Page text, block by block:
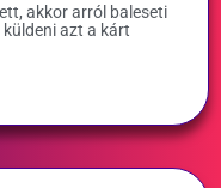
akkor arról baleseti
küldeni azt a kárt